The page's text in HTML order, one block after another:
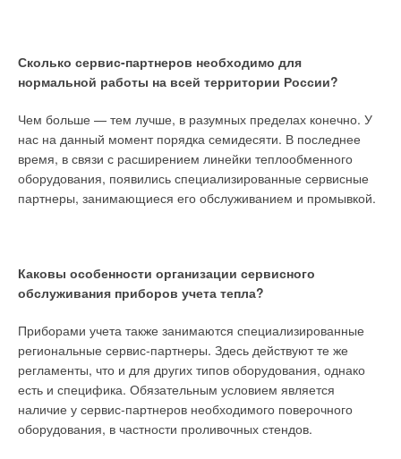
Сколько сервис-партнеров необходимо для
нормальной работы на всей территории России?
Чем больше — тем лучше, в разумных пределах конечно. У
нас на данный момент порядка семидесяти. В последнее
время, в связи с расширением линейки теплообменного
оборудования, появились специализированные сервисные
партнеры, занимающиеся его обслуживанием и промывкой.
Каковы особенности организации сервисного
обслуживания приборов учета тепла?
Приборами учета также занимаются специализированные
региональные сервис-партнеры. Здесь действуют те же
регламенты, что и для других типов оборудования, однако
есть и специфика. Обязательным условием является
наличие у сервис-партнеров необходимого поверочного
оборудования, в частности проливочных стендов.
вентиляции и отопления. Она позволяет уменьшить
подвижку энтальпии внутри помещения бассейна. Наружный
затем смешивается с рециркуляционным воздухом,
прошедшим через осушитель. Полученная смесь вторично
догревается до ≈ 40 °С и подаётся в бассейн.
За счёт того, что наружного воздуха подаётся примерно 30
%, а основной поток — это осушенный рециркуляционный
источника тепла используются неочищенные сточные воды,
в которых содержатся сор, твёрдые вещества, механические
применять специализированные самоочищающиеся
фильтры-сепараторы сточных вод, которые хорошо себя
зарекомендовали себя на многих объектах. Они
используются для фильтрации воды, которая затем подаётся
на промежуточный теплообменник.
Особо эффективно применение тепловых
насосов на объектах с большими объёмами
промышленных, хозяйственно-бытовых и